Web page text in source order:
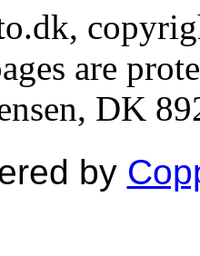
are
DK
by